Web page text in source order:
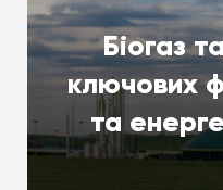
Біогаз
ключових
та